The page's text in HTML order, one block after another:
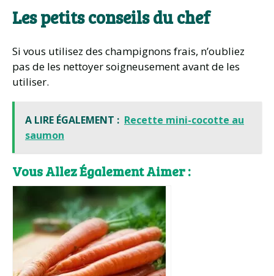
Les petits conseils du chef
Si vous utilisez des champignons frais, n’oubliez
pas de les nettoyer soigneusement avant de les
utiliser.
A LIRE ÉGALEMENT : Recette mini-cocotte au
saumon
Vous Allez Également Aimer :